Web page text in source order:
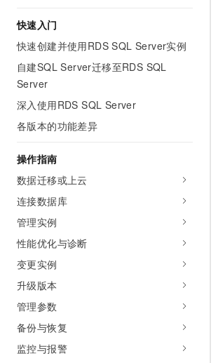
快速入门
快速创建并使用RDS SQL Server实例
自建SQL Server迁移至RDS SQL
Server
深入使用RDS SQL Server
各版本的功能差异
操作指南
数据迁移或上云
连接数据库
管理实例
性能优化与诊断
变更实例
升级版本
管理参数
备份与恢复
监控与报警
中间件
数据库
大数据计算
媒体服务
企业服务与云通信
域名与网站
Serverless
开发工具
迁移与运维管理
专有云
可观测
上云与迁云
企业出海
政企业务